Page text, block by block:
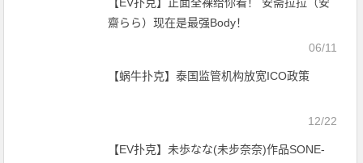
齋らら）现在是最强Body！
06/11
【蜗牛扑克】泰国监管机构放宽ICO政策
12/22
【EV扑克】未歩なな(未步奈奈)作品SONE-